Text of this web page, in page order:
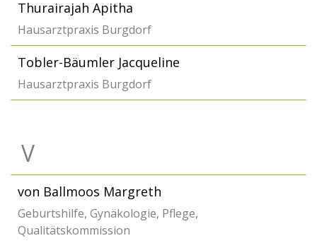
Thurairajah Apitha
Hausarztpraxis Burgdorf
Tobler-Bäumler Jacqueline
Hausarztpraxis Burgdorf
V
von Ballmoos Margreth
Geburtshilfe, Gynäkologie, Pflege,
Qualitätskommission